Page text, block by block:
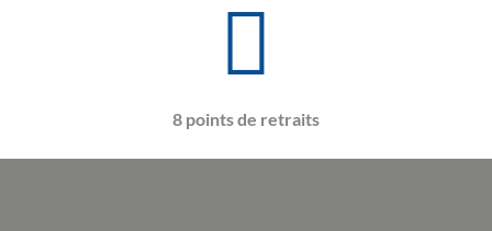
8 points de retraits